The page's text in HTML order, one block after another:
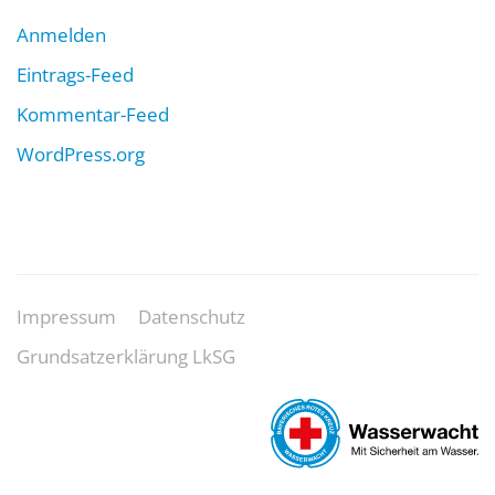
Anmelden
Eintrags-Feed
Kommentar-Feed
WordPress.org
Impressum
Datenschutz
Grundsatzerklärung LkSG